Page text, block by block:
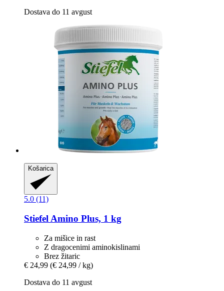
Dostava do 11 avgust
Košarica
5.0 (11)
Stiefel Amino Plus, 1 kg
Za mišice in rast
Z dragocenimi aminokislinami
Brez žitaric
€ 24,99 (€ 24,99 / kg)
Dostava do 11 avgust